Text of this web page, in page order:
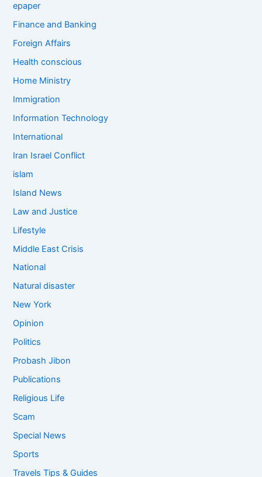
epaper
Finance and Banking
Foreign Affairs
Health conscious
Home Ministry
Immigration
Information Technology
International
Iran Israel Conflict
islam
Island News
Law and Justice
Lifestyle
Middle East Crisis
National
Natural disaster
New York
Opinion
Politics
Probash Jibon
Publications
Religious Life
Scam
Special News
Sports
Travels Tips & Guides